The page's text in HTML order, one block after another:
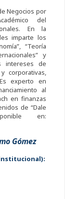
Negocios por
del
En la
imparte los
“Teoría
y
intereses de
corporativas,
experto en
al
en finanzas
de “Dale
en:
Gómez